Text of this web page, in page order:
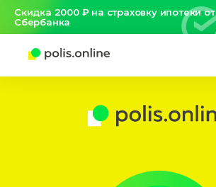
Скидка 2000 ₽ на страховку ипотеки от
Сбербанка